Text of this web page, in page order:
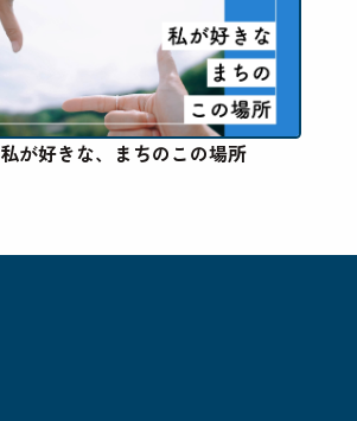
私が好きな、まちのこの場所